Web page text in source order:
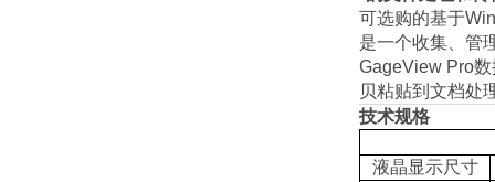
可选购的基于
是一个收集、管
GageView Pro
贝粘贴到文档处
技术规格
液晶显示尺寸